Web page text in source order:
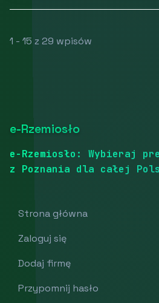
1 - 15 z 29 wpisów
e-Rzemiosło
e-Rzemiosło: Wybieraj
z Poznania dla całej
Strona główna
Zaloguj się
Dodaj firmę
Przypomnij hasło